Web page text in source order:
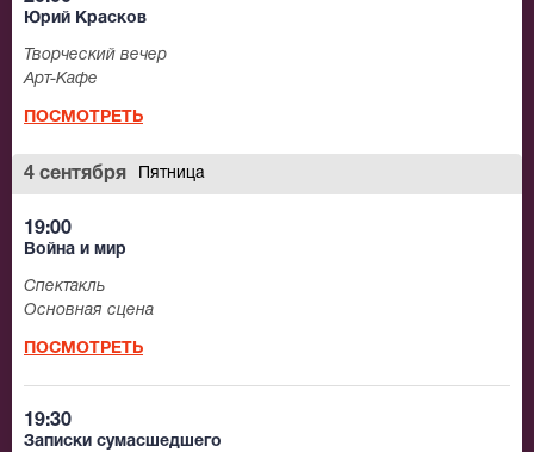
Юрий Красков
Творческий вечер
Арт-Кафе
ПОСМОТРЕТЬ
4 сентября Пятница
19:00
Война и мир
Спектакль
Основная сцена
ПОСМОТРЕТЬ
19:30
Записки сумасшедшего